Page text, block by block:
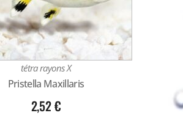
tétra rayons X
Pristella Maxillaris
2,52€